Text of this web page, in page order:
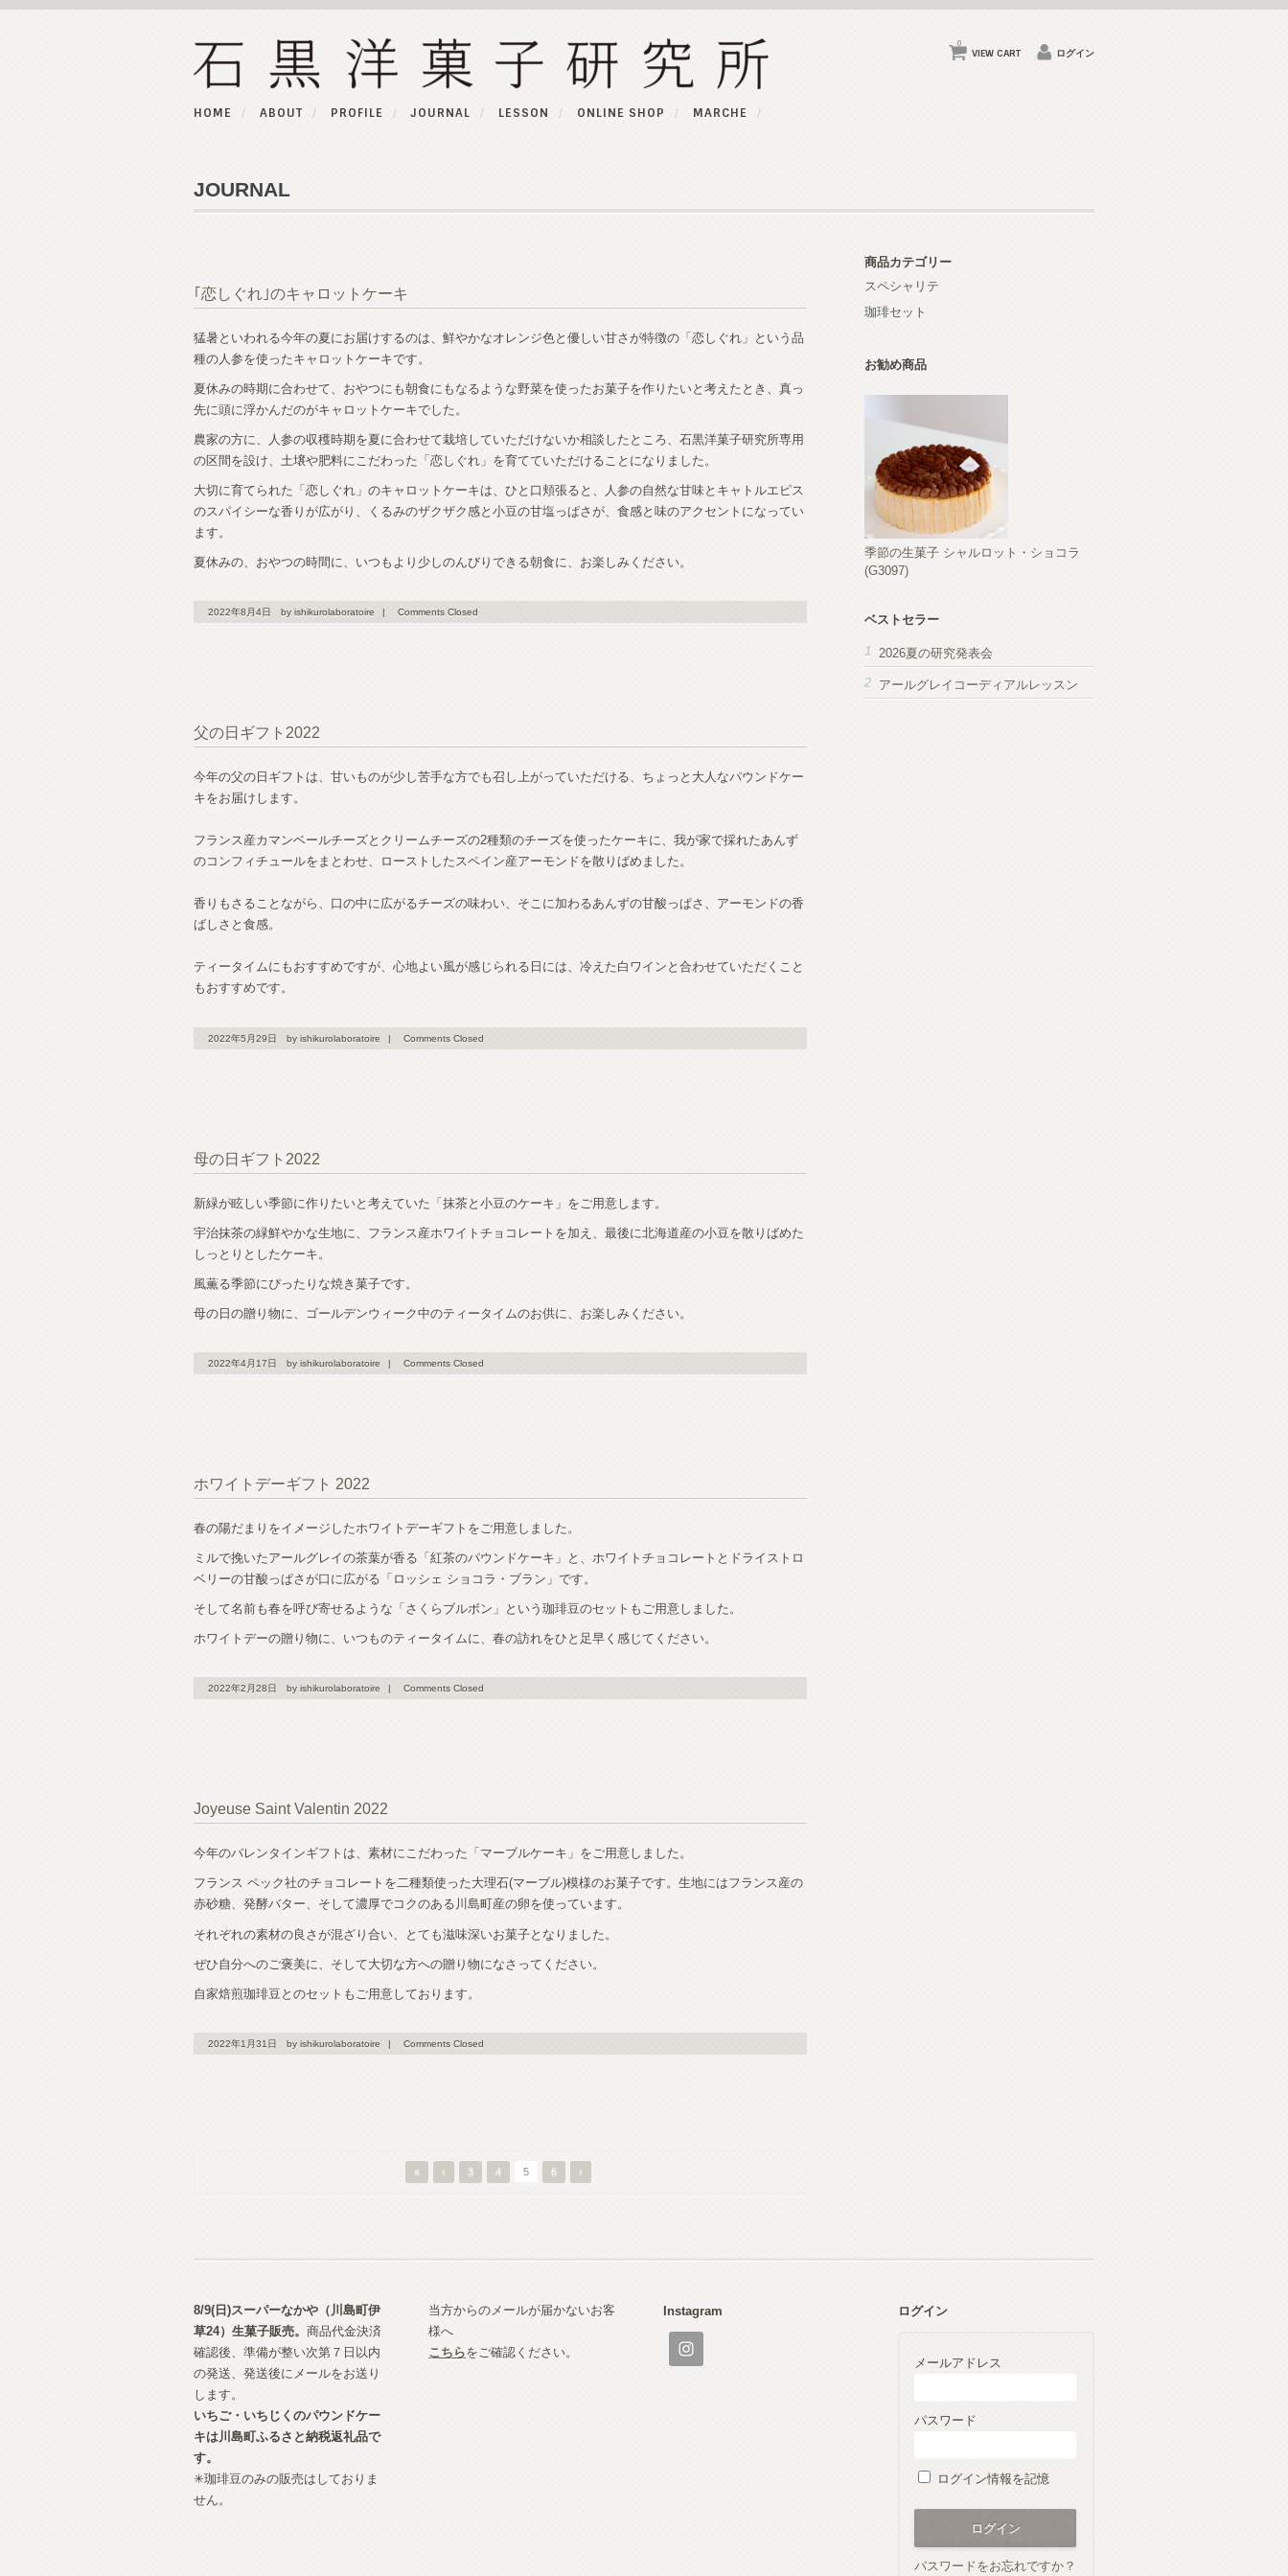
VIEW CART
0
ログイン
HOME ABOUT PROFILE JOURNAL LESSON ONLINE SHOP MARCHE
JOURNAL
｢恋しぐれ｣のキャロットケーキ
猛暑といわれる今年の夏にお届けするのは、鮮やかなオレンジ色と優しい甘さが特徴の「恋しぐれ」という品
種の人参を使ったキャロットケーキです。
夏休みの時期に合わせて、おやつにも朝食にもなるような野菜を使ったお菓子を作りたいと考えたとき、真っ
先に頭に浮かんだのがキャロットケーキでした。
農家の方に、人参の収穫時期を夏に合わせて栽培していただけないか相談したところ、石黒洋菓子研究所専用
の区間を設け、土壌や肥料にこだわった「恋しぐれ」を育てていただけることになりました。
大切に育てられた「恋しぐれ」のキャロットケーキは、ひと口頬張ると、人参の自然な甘味とキャトルエピス
のスパイシーな香りが広がり、くるみのザクザク感と小豆の甘塩っぱさが、食感と味のアクセントになってい
ます。
夏休みの、おやつの時間に、いつもより少しのんびりできる朝食に、お楽しみください。
2022年8月4日 by ishikurolaboratoire Comments Closed
父の日ギフト2022
今年の父の日ギフトは、甘いものが少し苦手な方でも召し上がっていただける、ちょっと大人なパウンドケー
キをお届けします。
フランス産カマンベールチーズとクリームチーズの2種類のチーズを使ったケーキに、我が家で採れたあんず
のコンフィチュールをまとわせ、ローストしたスペイン産アーモンドを散りばめました。
香りもさることながら、口の中に広がるチーズの味わい、そこに加わるあんずの甘酸っぱさ、アーモンドの香
ばしさと食感。
ティータイムにもおすすめですが、心地よい風が感じられる日には、冷えた白ワインと合わせていただくこと
もおすすめです。
2022年5月29日 by ishikurolaboratoire | Comments Closed
母の日ギフト2022
新緑が眩しい季節に作りたいと考えていた「抹茶と小豆のケーキ」をご用意します。
宇治抹茶の緑鮮やかな生地に、フランス産ホワイトチョコレートを加え、最後に北海道産の小豆を散りばめた
しっとりとしたケーキ。
風薫る季節にぴったりな焼き菓子です。
母の日の贈り物に、ゴールデンウィーク中のティータイムのお供に、お楽しみください。
2022年4月17日 by ishikurolaboratoire | Comments Closed
ホワイトデーギフト 2022
春の陽だまりをイメージしたホワイトデーギフトをご用意しました。
ミルで挽いたアールグレイの茶葉が香る「紅茶のパウンドケーキ」と、ホワイトチョコレートとドライストロ
ベリーの甘酸っぱさが口に広がる「ロッシェ ショコラ・ブラン」です。
そして名前も春を呼び寄せるような「さくらブルボン」という珈琲豆のセットもご用意しました。
ホワイトデーの贈り物に、いつものティータイムに、春の訪れをひと足早く感じてください。
2022年2月28日 by ishikurolaboratoire | Comments Closed
Joyeuse Saint Valentin 2022
今年のバレンタインギフトは、素材にこだわった「マーブルケーキ」をご用意しました。
フランス ペック社のチョコレートを二種類使った大理石(マーブル)模様のお菓子です。生地にはフランス産の
赤砂糖、発酵バター、そして濃厚でコクのある川島町産の卵を使っています。
それぞれの素材の良さが混ざり合い、とても滋味深いお菓子となりました。
ぜひ自分へのご褒美に、そして大切な方への贈り物になさってください。
自家焙煎珈琲豆とのセットもご用意しております。
2022年1月31日 by ishikurolaboratoire | Comments Closed
« ‹ 3 4 5 6 ›
商品カテゴリー
スペシャリテ
珈琲セット
お勧め商品
季節の生菓子 シャルロット・ショコラ
(G3097)
ベストセラー
2026夏の研究発表会
アールグレイコーディアルレッスン
8/9(日)スーパーなかや（川島町伊
草24）生菓子販売。 商品代金決済
確認後、準備が整い次第７日以内
の発送、発送後にメールをお送り
します。
いちご・いちじくのパウンドケー
キは川島町ふるさと納税返礼品で
す。
✳︎珈琲豆のみの販売はしておりま
せん。
当方からのメールが届かないお客
様へ
こちらをご確認ください。
Instagram ログイン
メールアドレス
パスワード
ログイン情報を記憶
パスワードをお忘れですか？